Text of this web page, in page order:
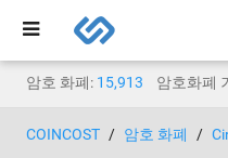
암호 화폐: 15,913 암호화폐
COINCOST 암호 화폐